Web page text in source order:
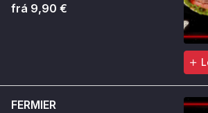
frá 9,90 €
FERMIER